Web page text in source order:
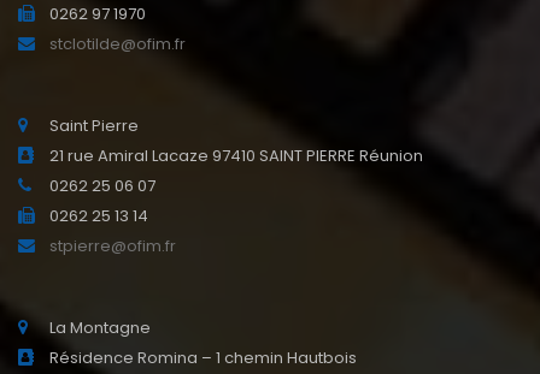
0262 97 1970
stclotilde@ofim.fr
Saint Pierre
21 rue Amiral Lacaze 97410 SAINT PIERRE Réunion
0262 25 06 07
0262 25 13 14
stpierre@ofim.fr
La Montagne
Résidence Romina – 1 chemin Hautbois